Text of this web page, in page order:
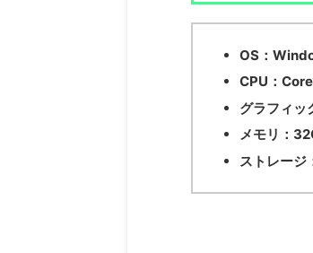
OS：
CPU：
グラフィッ
メモリ：
ストレージ